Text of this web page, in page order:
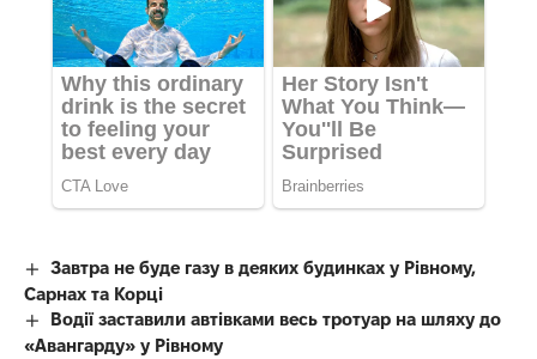
Завтра не буде газу в деяких будинках у Рівному,
Сарнах та Корці
Водії заставили автівками весь тротуар на шляху до
«Авангарду» у Рівному